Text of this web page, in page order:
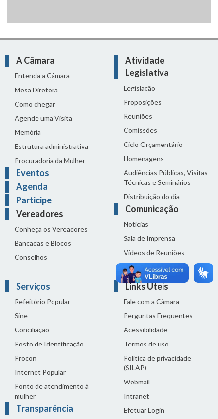
A Câmara
Entenda a Câmara
Mesa Diretora
Como chegar
Agende uma Visita
Memória
Estrutura administrativa
Procuradoria da Mulher
Eventos
Agenda
Participe
Vereadores
Conheça os Vereadores
Bancadas e Blocos
Conselhos
Atividade
Legislativa
Legislação
Proposições
Reuniões
Comissões
Ciclo Orçamentário
Homenagens
Audiências Públicas, Visitas
Técnicas e Seminários
Distribuição do dia
Comunicação
Notícias
Sala de Imprensa
Vídeos de Reuniões
Solenidades
Serviços
Refeitório Popular
Sine
Conciliação
Posto de Identificação
Procon
Internet Popular
Ponto de atendimento à
mulher
Transparência
Links Úteis
Fale com a Câmara
Perguntas Frequentes
Acessibilidade
Termos de uso
Política de privacidade
(SILAP)
Webmail
Intranet
Efetuar Login